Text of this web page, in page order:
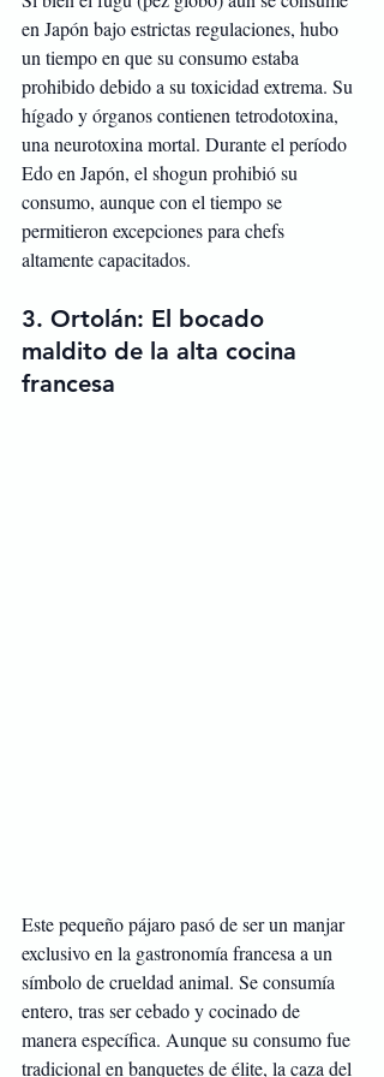
en Japón bajo estrictas regulaciones, hubo
un tiempo en que su consumo estaba
prohibido debido a su toxicidad extrema. Su
hígado y órganos contienen tetrodotoxina,
una neurotoxina mortal. Durante el período
Edo en Japón, el shogun prohibió su
consumo, aunque con el tiempo se
permitieron excepciones para chefs
altamente capacitados.
3. Ortolán: El bocado
maldito de la alta cocina
francesa
Este pequeño pájaro pasó de ser un manjar
exclusivo en la gastronomía francesa a un
símbolo de crueldad animal. Se consumía
entero, tras ser cebado y cocinado de
manera específica. Aunque su consumo fue
tradicional en banquetes de élite, la caza del